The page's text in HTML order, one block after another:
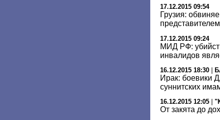
17.12.2015 09:54
Грузия:
17.12.2015 09:24
МИД РФ:
инвалидов
16.12.2015 18:30
Ирак: боевики
суннитских
16.12.2015 12:05
От закята до